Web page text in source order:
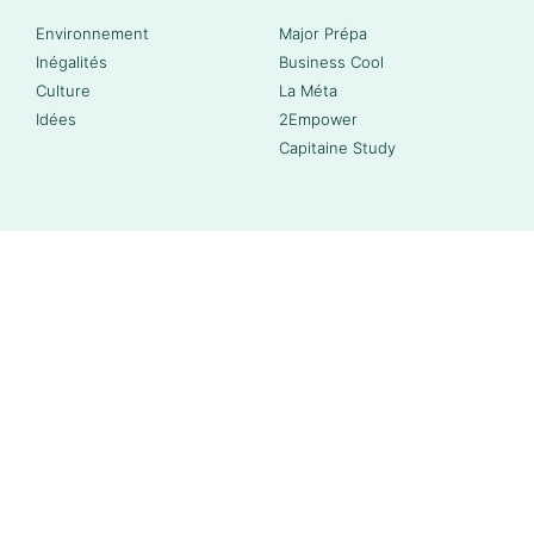
Environnement
Inégalités
Culture
Idées
Major Prépa
Business Cool
La Méta
2Empower
Capitaine Study